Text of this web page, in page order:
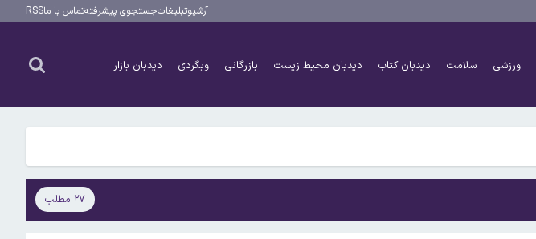
آرشیوتبلیغاتجستجوی پیشرفتهتماس با ماRSS
ورزشی سلامت دیدبان کتاب دیدبان محیط زیست بازرگانی وبگردی دیدبان بازار
۲۷ مطلب